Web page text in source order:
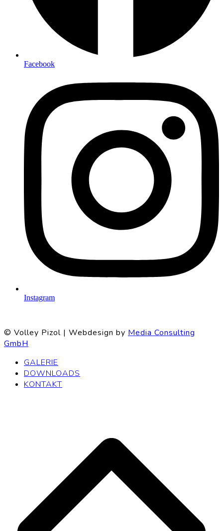
Facebook
Instagram
© Volley Pizol | Webdesign by Media Consulting
GmbH
GALERIE
DOWNLOADS
KONTAKT